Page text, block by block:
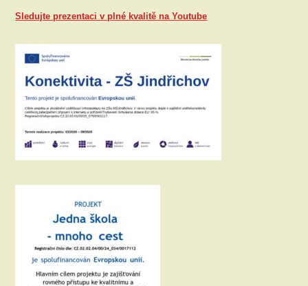
Sledujte prezentaci v plné kvalitě na Youtube